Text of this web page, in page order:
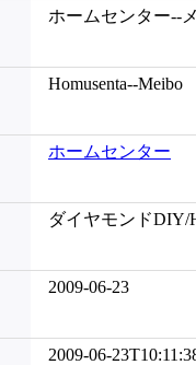
ホームセンター--
Homusenta--Meibo
ホームセンター
ダイヤモンドDIY/
2009-06-23
2009-06-